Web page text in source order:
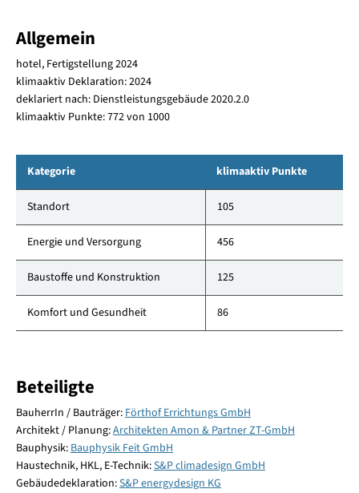
Allgemein
hotel, Fertigstellung 2024
klimaaktiv Deklaration: 2024
deklariert nach: Dienstleistungsgebäude 2020.2.0
klimaaktiv Punkte: 772 von 1000
Kategorie klimaaktiv Punkte
Standort 105
Energie und Versorgung 456
Baustoffe und Konstruktion 125
Komfort und Gesundheit 86
Beteiligte
BauherrIn / Bauträger:Förthof Errichtungs GmbH
Architekt / Planung:Architekten Amon & Partner ZT-GmbH
Bauphysik:Bauphysik Feit GmbH
Haustechnik, HKL, E-Technik:S&P climadesign GmbH
Gebäudedeklaration:S&P energydesign KG